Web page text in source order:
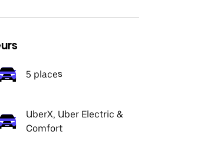
5 places
UberX, Uber Electric &
Comfort